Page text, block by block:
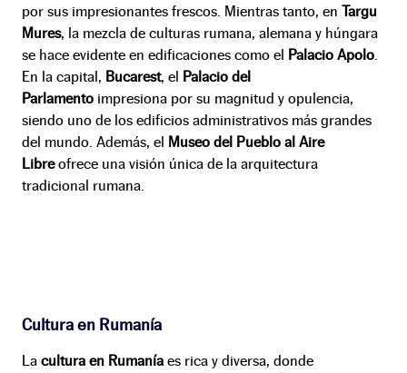
por sus impresionantes frescos. Mientras tanto, en Targu
Mures, la mezcla de culturas rumana, alemana y húngara
se hace evidente en edificaciones como el Palacio Apolo.
En la capital, Bucarest, el Palacio del
Parlamento impresiona por su magnitud y opulencia,
siendo uno de los edificios administrativos más grandes
del mundo. Además, el Museo del Pueblo al Aire
Libreofrece una visión única de la arquitectura
tradicional rumana.
Cultura en Rumanía
La cultura en Rumanía es rica y diversa, donde